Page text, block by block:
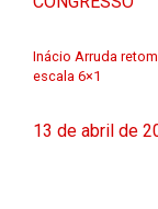
Inácio Arruda
escala 6×1
13 de abril de